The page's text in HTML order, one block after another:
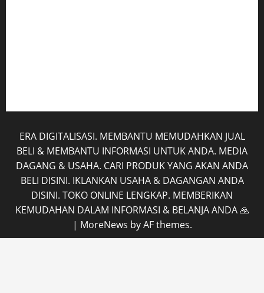
ERA DIGITALISASI. MEMBANTU MEMUDAHKAN JUAL
BELI & MEMBANTU INFORMASI UNTUK ANDA. MEDIA
DAGANG & USAHA. CARI PRODUK YANG AKAN ANDA
BELI DISINI. IKLANKAN USAHA & DAGANGAN ANDA
DISINI. TOKO ONLINE LENGKAP. MEMBERIKAN
KEMUDAHAN DALAM INFORMASI & BELANJA ANDA 🙏
| MoreNews by AF themes.